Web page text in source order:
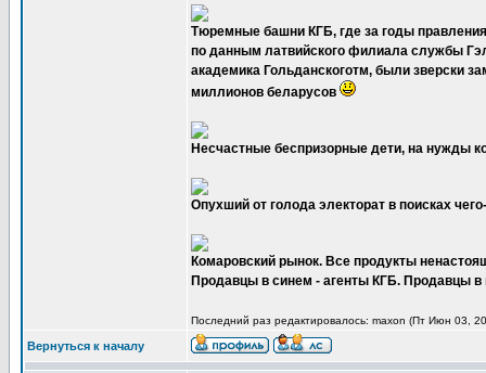
Тюремные башни КГБ, где за годы
по данным латвийского филиала службы
академика Гольданскоготм, были зверски
миллионов беларусов
Несчастные беспризорные дети, на нужды
Опухший от голода электорат в поисках
Комаровский рынок. Все продукты
Продавцы в синем - агенты КГБ. Продавцы в
Последний раз редактировалось: maxon (Пт Июн 03,
Вернуться к началу